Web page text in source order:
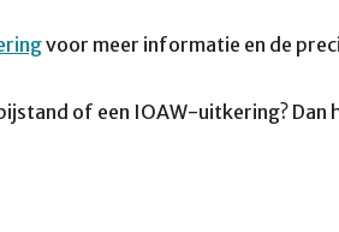
voor meer informatie en de
of een IOAW-uitkering?